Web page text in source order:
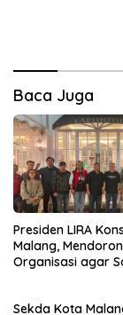
Baca Juga
Presiden LIRA
Malang,
Organisasi agar
Sekda Kota